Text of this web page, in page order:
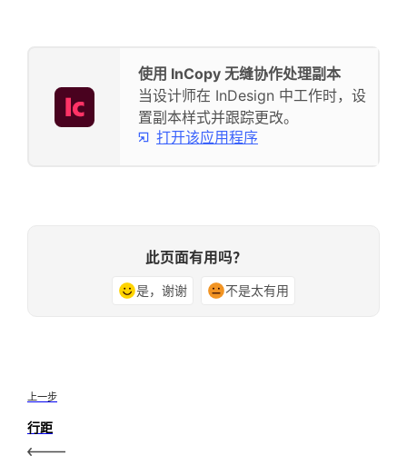
使用 InCopy 无缝协作处理副本
当设计师在 InDesign 中工作时，设
置副本样式并跟踪更改。
打开该应用程序
此页面有用吗？
是，谢谢 不是太有用
上一步
行距